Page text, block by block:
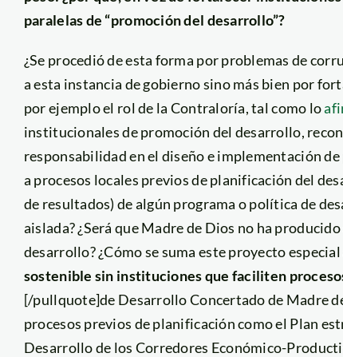
paralelas de “promoción del desarrollo”?
¿Se procedió de esta forma por problemas de
a esta instancia de gobierno sino más bien por
por ejemplo el rol de la Contraloría, tal como lo
institucionales de promoción del desarrollo,
responsabilidad en el diseño e implementación
a procesos locales previos de planificación del
de resultados) de algún programa o política de
aislada? ¿Será que Madre de Dios no ha
desarrollo? ¿Cómo se suma este proyecto
sostenible sin instituciones que faciliten
[/pullquote]de Desarrollo Concertado de Madre
procesos previos de planificación como el Plan
Desarrollo de los Corredores Económico-